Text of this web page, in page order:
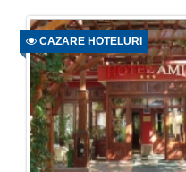
CAZARE HOTELURI